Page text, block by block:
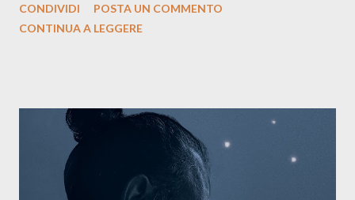
testo ibrido tra italiano e siciliano, e un’urgenza espressiva che
La canzone racconta la difficoltà di creare, e perfino di esistere,
sotto il peso della realtà. Ma lo fa cercando una via d’uscita, una
forma di assoluzione, nel vivere e nel suonare, nel trovare respiro
anche quando l’aria sembra farsi più densa. Il brano è anche una
CONDIVIDI
POSTA UN COMMENTO
CONTINUA A LEGGERE